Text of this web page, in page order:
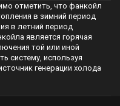
отметить, что фанкойл
в зимний период
в летний период
является горячая
той или иной
систему, используя
генерации холода